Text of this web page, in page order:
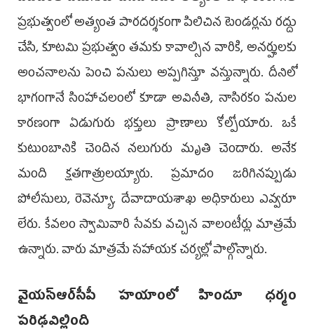
ప్రభుత్వంలో అత్యంత పారదర్శకంగా పిలిచిన టెండర్లను రద్దు
చేసి, కూటమి ప్రభుత్వం తమకు కావాల్సిన వారికి, అనర్హులకు
అంచనాలను పెంచి పనులు అప్పగిస్తూ వస్తున్నారు. దీనిలో
భాగంగానే సింహాచలంలో కూడా అవినీతి, నాసిరకం పనుల
కారణంగా ఏడుగురు భక్తులు ప్రాణాలు కోల్పోయారు. ఒకే
కుటుంబానికి చెందిన నలుగురు మృతి చెందారు. అనేక
మంది క్షతగాత్రులయ్యారు. ప్రమాదం జరిగినప్పుడు
పోలీసులు, రెవెన్యూ, దేవాదాయశాఖ అధికారులు ఎవ్వరూ
లేరు. కేవలం స్వామివారి సేవకు వచ్చిన వాలంటీర్లు మాత్రమే
ఉన్నారు. వారు మాత్రమే సహాయక చర్యల్లో పాల్గొన్నారు.
వైయస్‌ఆర్‌సీపీ హయాంలో హిందూ ధర్మం
పరిఢవిల్లింది